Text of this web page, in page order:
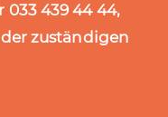
439 44 44,
zuständigen